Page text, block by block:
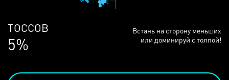
ЛЮДЕЙ
68%
Встань на сторону меньших
или доминируй с толпой!